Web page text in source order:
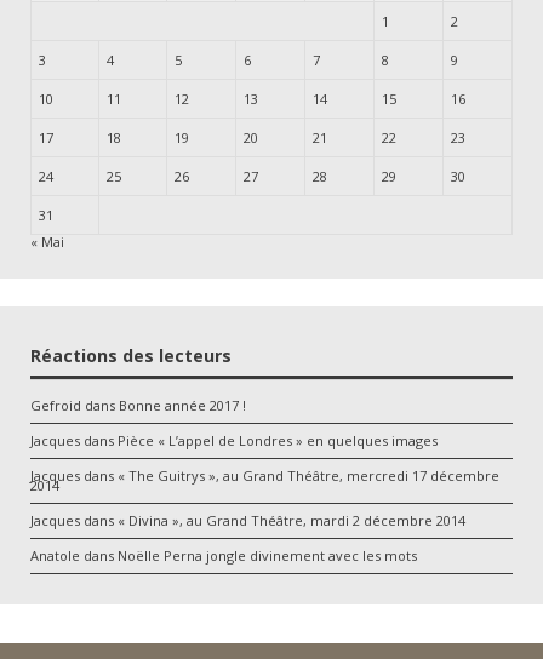
1 2
3 4 5 6 7 8 9
10 11 12 13 14 15 16
17 18 19 20 21 22 23
24 25 26 27 28 29 30
31
« Mai
Réactions des lecteurs
Gefroid dans Bonne année 2017 !
Jacques dans Pièce « L’appel de Londres » en quelques images
Jacques dans « The Guitrys », au Grand Théâtre, mercredi 17 décembre
2014
Jacques dans « Divina », au Grand Théâtre, mardi 2 décembre 2014
Anatole dans Noëlle Perna jongle divinement avec les mots